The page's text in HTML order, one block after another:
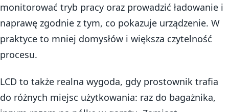
monitorować tryb pracy oraz prowadzić ładowanie i
naprawę zgodnie z tym, co pokazuje urządzenie. W
praktyce to mniej domysłów i większa czytelność
procesu.
LCD to także realna wygoda, gdy prostownik trafia
do różnych miejsc użytkowania: raz do bagażnika,